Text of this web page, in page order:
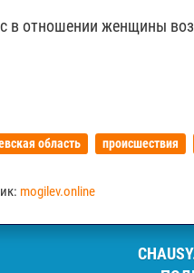
в отношении женщины
область происшествия
mogilev.online